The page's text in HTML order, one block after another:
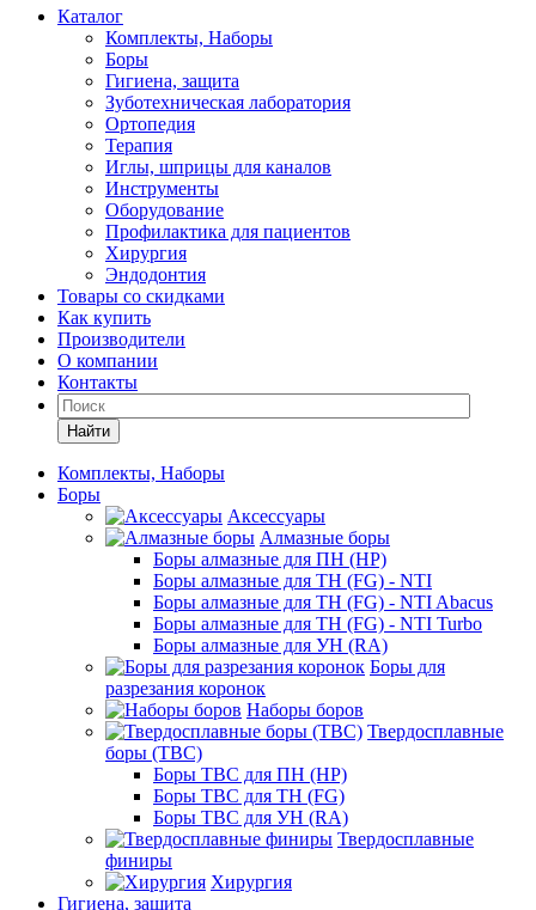
Каталог
Комплекты, Наборы
Боры
Гигиена, защита
Зуботехническая лаборатория
Ортопедия
Терапия
Иглы, шприцы для каналов
Инструменты
Оборудование
Профилактика для пациентов
Хирургия
Эндодонтия
Товары со скидками
Как купить
Производители
О компании
Контакты
Найти
Комплекты, Наборы
Боры
Аксессуары
Алмазные боры
Боры алмазные для ПН (HP)
Боры алмазные для ТН (FG) - NTI
Боры алмазные для ТН (FG) - NTI Abacus
Боры алмазные для ТН (FG) - NTI Turbo
Боры алмазные для УН (RA)
Боры для
разрезания коронок
Наборы боров
Твердосплавные
боры (ТВС)
Боры ТВС для ПН (HP)
Боры ТВС для ТН (FG)
Боры ТВС для УН (RA)
Твердосплавные
финиры
Хирургия
Гигиена, защита